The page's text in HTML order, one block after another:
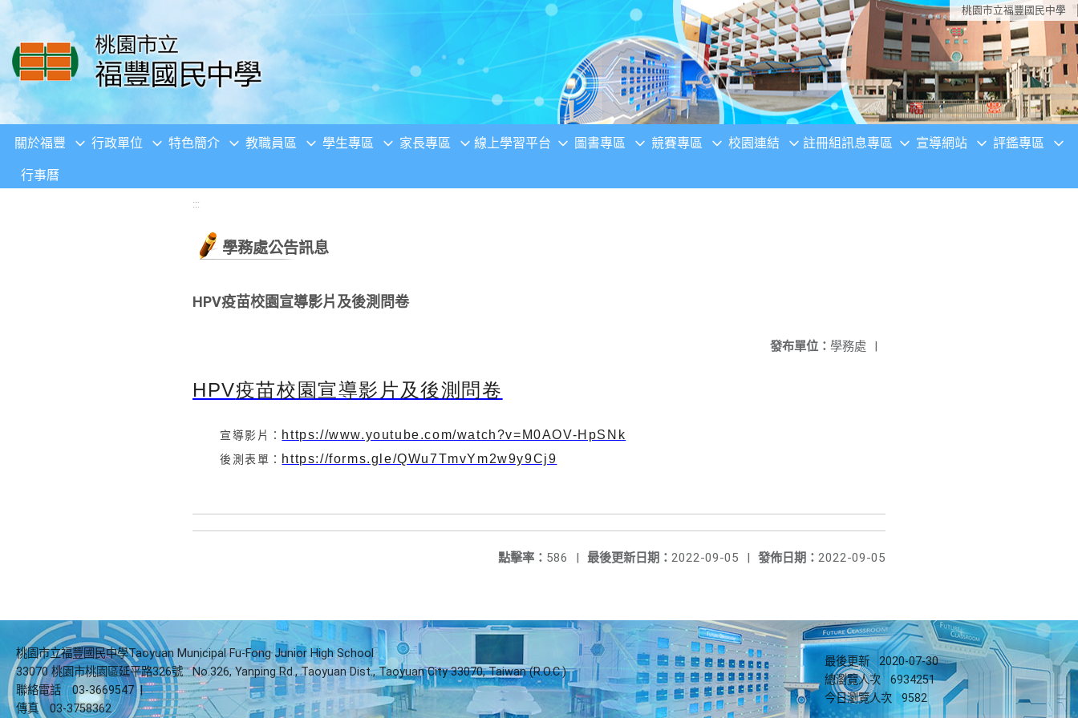
移至網頁之主要內容區位置 桃園市立福豐國民中學
關於福豐 行政單位 特色簡介 教職員區 學生專區 家長專區 線上學習平台 圖書專區 競賽專區 校園連結 註冊組訊息專區 宣導網站 評鑑專區
行事曆
:::
學務處公告訊息
HPV疫苗校園宣導影片及後測問卷
發布單位： 學務處 |
HPV疫苗校園宣導影片及後測問卷
宣導影片： https://www.youtube.com/watch?v=M0AOV-HpSNk
後測表單： https://forms.gle/QWu7TmvYm2w9y9Cj9
發佈日期： 2022-09-05
最後更新日期： 2022-09-05 |
點擊率： 586 |
桃園市立福豐國民中學Taoyuan Municipal Fu-Fong Junior High School
33070 桃園市桃園區延平路326號
No.326, Yanping Rd., Taoyuan Dist., Taoyuan City 33070, Taiwan (R.O.C.)
聯絡電話
03-3669547 |
傳真
03-3758362
最後更新
2020-07-30
總瀏覽人次
6934251
今日瀏覽人次
9582